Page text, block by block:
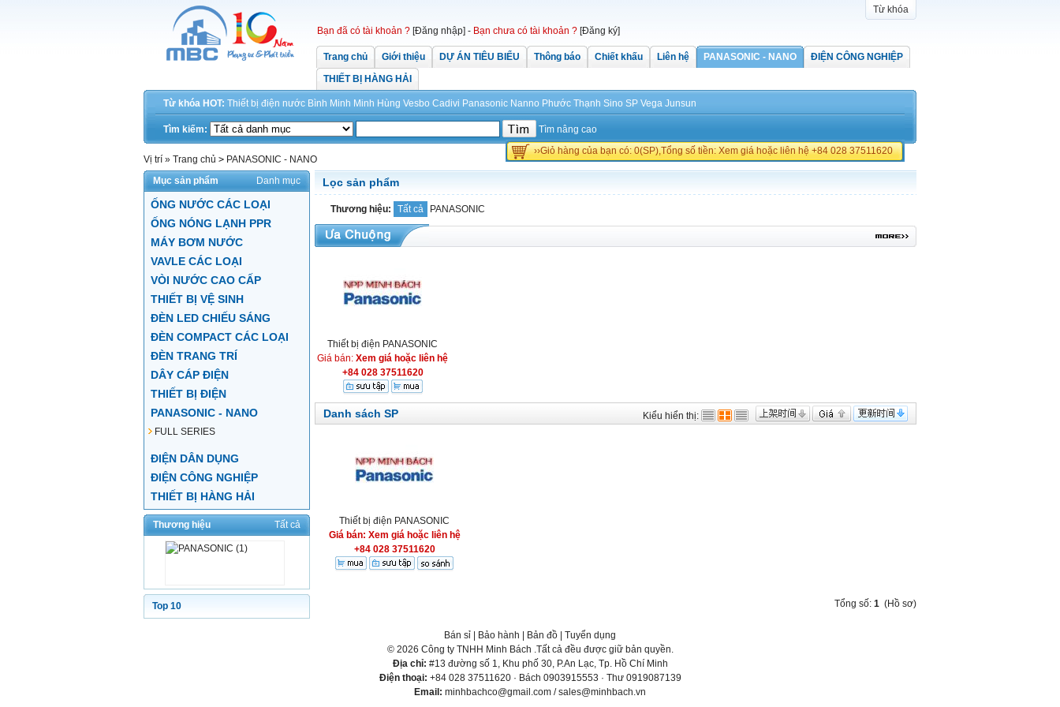
Từ khóa
Bạn đã có tài khoản ? [Đăng nhập] - Bạn chưa có tài khoản ? [Đăng ký]
Trang chủ Giới thiệu DỰ ÁN TIÊU BIỂU Thông báo Chiết khấu Liên hệ PANASONIC - NANO
ĐIỆN CÔNG NGHIỆP
THIẾT BỊ HÀNG HẢI
Từ khóa HOT: Thiết bị điện nước Bình Minh Minh Hùng Vesbo Cadivi Panasonic Nanno Phước Thạnh Sino SP Vega Junsun
Tìm kiếm:
Tìm nâng cao
››Giỏ hàng của bạn có: 0(SP),Tổng số tiền: Xem giá hoặc liên hệ +84 028 37511620
Vị trí » Trang chủ > PANASONIC - NANO
Mục sản phẩm
Danh mục
ỐNG NƯỚC CÁC LOẠI
ỐNG NÓNG LẠNH PPR
MÁY BƠM NƯỚC
VAVLE CÁC LOẠI
VÒI NƯỚC CAO CẤP
THIẾT BỊ VỆ SINH
ĐÈN LED CHIẾU SÁNG
ĐÈN COMPACT CÁC LOẠI
ĐÈN TRANG TRÍ
DÂY CÁP ĐIỆN
THIẾT BỊ ĐIỆN
PANASONIC - NANO
FULL SERIES
ĐIỆN DÂN DỤNG
ĐIỆN CÔNG NGHIỆP
THIẾT BỊ HÀNG HẢI
Thương hiệu Tất cả
Top 10
Lọc sản phẩm
Thương hiệu: Tất cả PANASONIC
Thiết bị điện PANASONIC
Giá bán: Xem giá hoặc liên hệ
+84 028 37511620
Danh sách SP Kiểu hiển thị:
Thiết bị điện PANASONIC
Giá bán: Xem giá hoặc liên hệ
+84 028 37511620
Tổng số: 1 (Hồ sơ)
Bán sỉ Bảo hành Bản đồ
Tuyển dụng
© 2026 Công ty TNHH Minh Bách .Tất cả đều được giữ bản quyền.
Địa chỉ: #13 đường số 1, Khu phố 30, P.An Lạc, Tp. Hồ Chí Minh
Điện thoại: +84 028 37511620 · Bách 0903915553 · Thư 0919087139
Email: minhbachco@gmail.com / sales@minhbach.vn